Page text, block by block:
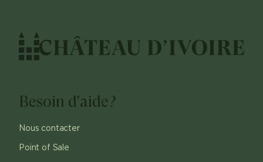
Besoin d'aide?
Nous contacter
Point of Sale